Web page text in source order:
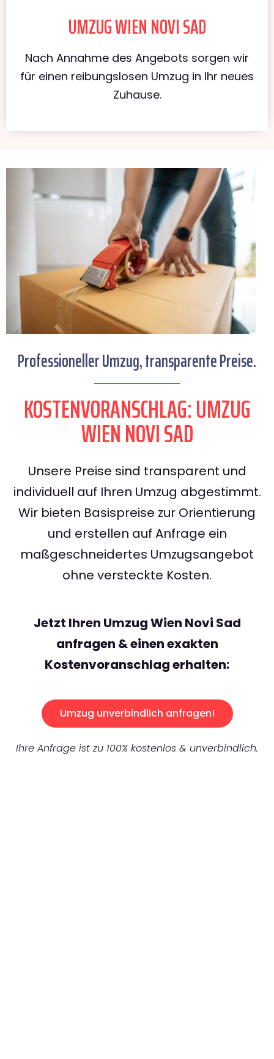
UMZUG WIEN NOVI SAD
Nach Annahme des Angebots sorgen wir
für einen reibungslosen Umzug in Ihr neues
Zuhause.
Professioneller Umzug, transparente Preise.
KOSTENVORANSCHLAG: UMZUG
WIEN NOVI SAD
Unsere Preise sind transparent und
individuell auf Ihren Umzug abgestimmt.
Wir bieten Basispreise zur Orientierung
und erstellen auf Anfrage ein
maßgeschneidertes Umzugsangebot
ohne versteckte Kosten.
Jetzt Ihren Umzug Wien Novi Sad
anfragen & einen exakten
Kostenvoranschlag erhalten:
Umzug unverbindlich anfragen!
Ihre Anfrage ist zu 100% kostenlos & unverbindlich.